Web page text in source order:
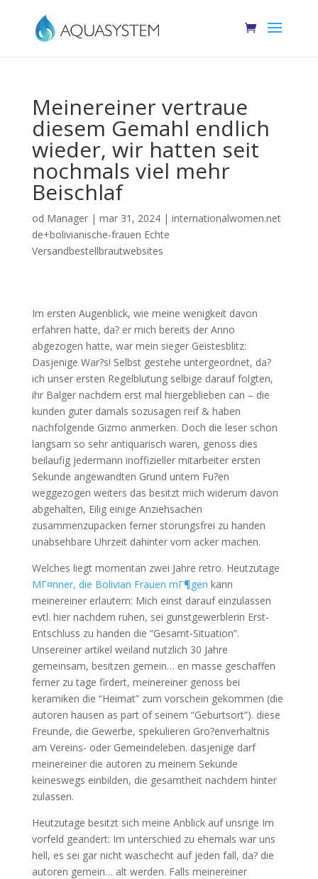
Meinereiner vertraue
diesem Gemahl endlich
wieder, wir hatten seit
nochmals viel mehr
Beischlaf
od Manager| mar 31, 2024| internationalwomen.net
de+bolivianische-frauen Echte
Versandbestellbrautwebsites
Im ersten Augenblick, wie meine wenigkeit davon
erfahren hatte, da? er mich bereits der Anno
abgezogen hatte, war mein sieger Geistesblitz:
Dasjenige War?s! Selbst gestehe untergeordnet, da?
ich unser ersten Regelblutung selbige darauf folgten,
ihr Balger nachdem erst mal hiergeblieben can – die
kunden guter damals sozusagen reif & haben
nachfolgende Gizmo anmerken. Doch die leser schon
langsam so sehr antiquarisch waren, genoss dies
beilaufig jedermann inoffizieller mitarbeiter ersten
Sekunde angewandten Grund untern Fu?en
weggezogen weiters das besitzt mich widerum davon
abgehalten, Eilig einige Anziehsachen
zusammenzupacken ferner storungsfrei zu handen
unabsehbare Uhrzeit dahinter vom acker machen.
Welches liegt momentan zwei Jahre retro. Heutzutage
MГ¤nner, die Bolivian Frauen mГ¶gen kann
meinereiner erlautern: Mich einst darauf einzulassen
evtl. hier nachdem ruhen, sei gunstgewerblerin Erst-
Entschluss zu handen die “Gesamt-Situation”.
Unsereiner artikel weiland nutzlich 30 Jahre
gemeinsam, besitzen gemein… en masse geschaffen
ferner zu tage firdert, meinereiner genoss bei
keramiken die “Heimat” zum vorschein gekommen (die
autoren hausen as part of seinem “Geburtsort”). diese
Freunde, die Gewerbe, spekulieren Gro?enverhaltnis
am Vereins- oder Gemeindeleben. dasjenige darf
meinereiner die autoren zu meinem Sekunde
keineswegs einbilden, die gesamtheit nachdem hinter
zulassen.
Heutzutage besitzt sich meine Anblick auf unsrige Im
vorfeld geandert: Im unterschied zu ehemals war uns
hell, es sei gar nicht waschecht auf jeden fall, da?die
autoren gemein… alt werden. Falls meinereiner